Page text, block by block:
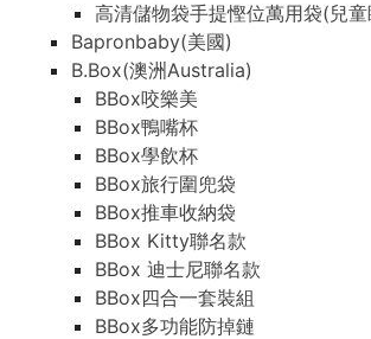
高清儲物袋手提慳位萬用袋(兒
Bapronbaby(美國)
B.Box(澳洲Australia)
BBox咬樂美
BBox鴨嘴杯
BBox學飲杯
BBox旅行圍兜袋
BBox推車收納袋
BBox Kitty聯名款
BBox 迪士尼聯名款
BBox四合一套裝組
BBox多功能防掉鏈